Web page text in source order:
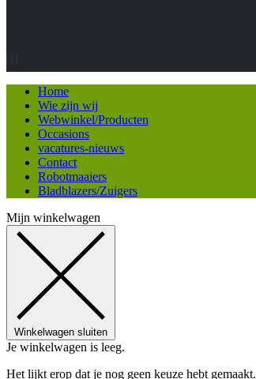
Home
Wie zijn wij
Webwinkel/Producten
Occasions
vacatures-nieuws
Contact
Robotmaaiers
Bladblazers/Zuigers
Mijn winkelwagen
Winkelwagen sluiten
Je winkelwagen is leeg.
Het lijkt erop dat je nog geen keuze hebt gemaakt.